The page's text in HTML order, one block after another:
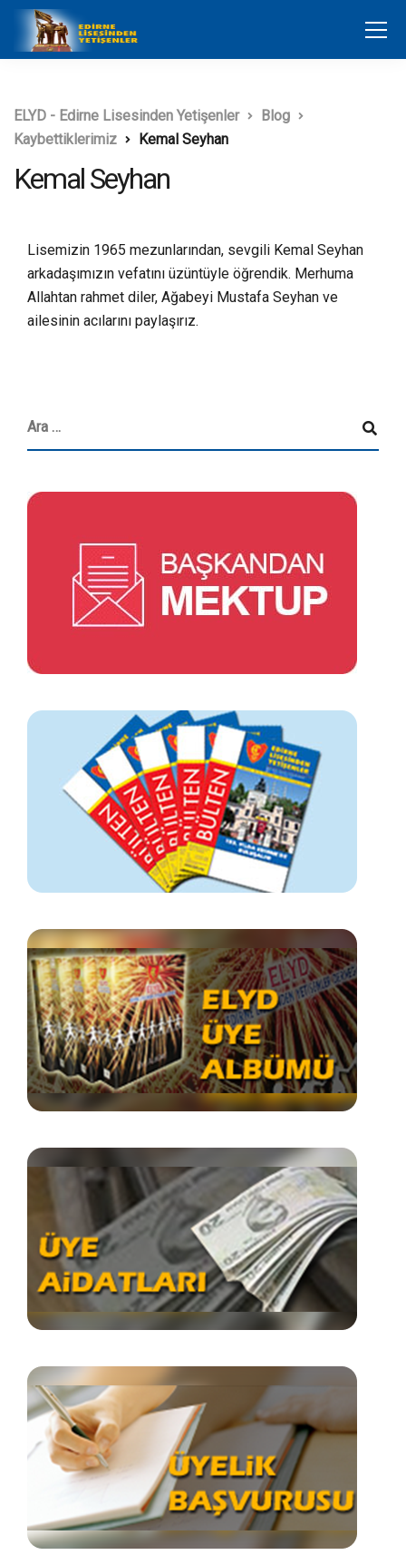
ELYD - Edirne Lisesinden Yetişenler
Blog
Kaybettiklerimiz
Kemal Seyhan
Kemal Seyhan
Lisemizin 1965 mezunlarından, sevgili Kemal Seyhan
arkadaşımızın vefatını üzüntüyle öğrendik. Merhuma
Allahtan rahmet diler, Ağabeyi Mustafa Seyhan ve
ailesinin acılarını paylaşırız.